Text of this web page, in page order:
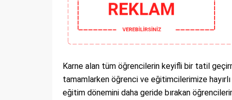
Karne alan tüm öğrencilerin keyifli bir tatil
tamamlarken öğrenci ve eğitimcilerimize
eğitim dönemini daha geride bırakan